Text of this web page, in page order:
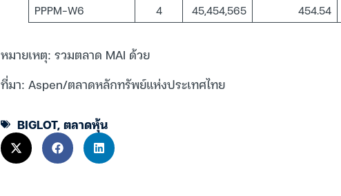
PPPM-W6
4 45,454,565 454.54
หมายเหตุ: รวมตลาด MAI ด้วย
ที่มา: Aspen/ตลาดหลักทรัพย์แห่งประเทศไทย
BIGLOT,ตลาดหุ้น